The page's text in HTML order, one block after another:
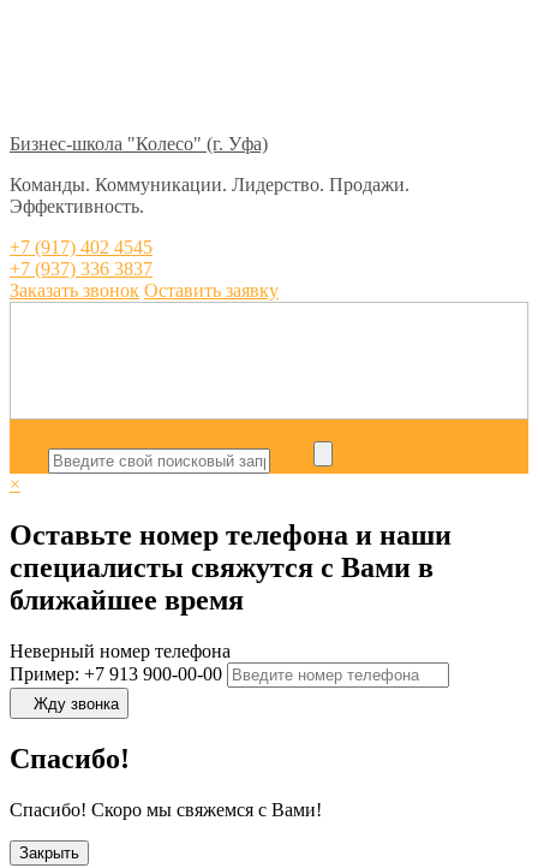
Бизнес-школа "Колесо" (г. Уфа)
Команды. Коммуникации. Лидерство. Продажи.
Эффективность.
+7 (917) 402 4545
+7 (937) 336 3837
Заказать звонок Оставить заявку
×
Оставьте номер телефона и наши
специалисты свяжутся с Вами в
ближайшее время
Неверный номер телефона
Пример: +7 913 900-00-00
Жду звонка
Спасибо!
Спасибо! Скоро мы свяжемся с Вами!
Закрыть